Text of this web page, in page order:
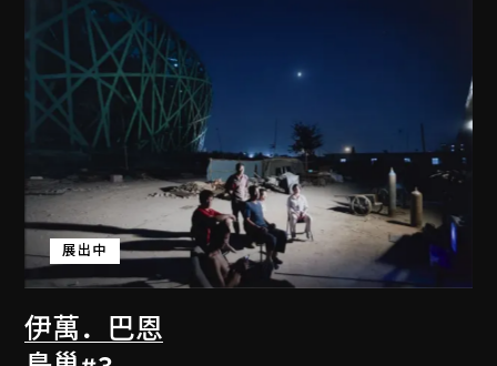
伊萬．巴恩
展出中